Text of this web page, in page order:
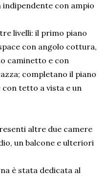
indipendente con ampio
livelli: il primo piano
con angolo cottura,
caminetto e con
completano il piano
tetto a vista e un
altre due camere
un balcone e ulteriori
è stata dedicata al